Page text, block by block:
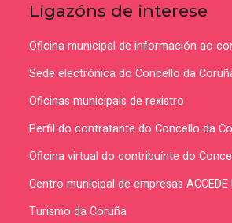
Ligazóns de interese
Oficina municipal de información ao
Sede electrónica do Concello da
Oficinas municipais de rexistro
Perfil do contratante do Concello da
Oficina virtual do contribuínte do
Centro municipal de empresas
Turismo da Coruña